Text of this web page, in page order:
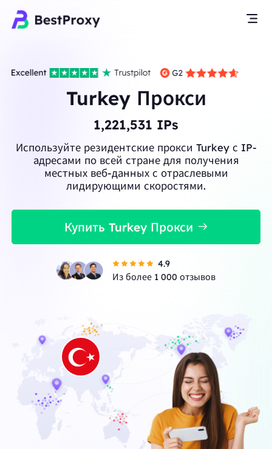
Turkey Прокси
1,221,531 IPs
Используйте резидентские прокси Turkey с IP-
адресами по всей стране для получения
местных веб-данных с отраслевыми
лидирующими скоростями.
Купить Turkey Прокси
4.9
Из более 1 000 отзывов